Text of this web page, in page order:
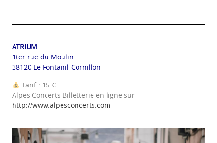
ATRIUM
1ter rue du Moulin
38120 Le Fontanil-Cornillon
Tarif : 15 €
Alpes Concerts Billetterie en ligne sur
http://www.alpesconcerts.com